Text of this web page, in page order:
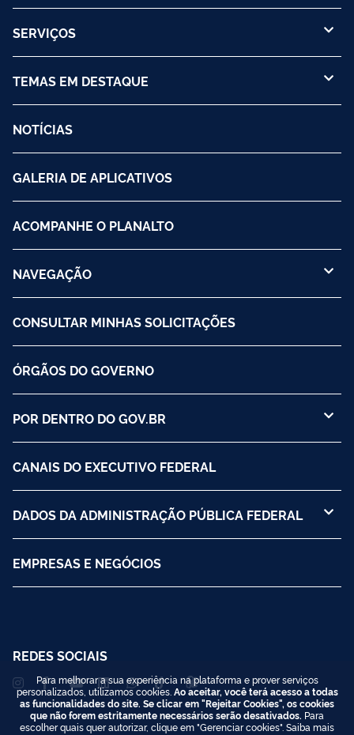
SERVIÇOS
TEMAS EM DESTAQUE
NOTÍCIAS
GALERIA DE APLICATIVOS
ACOMPANHE O PLANALTO
NAVEGAÇÃO
CONSULTAR MINHAS SOLICITAÇÕES
ÓRGÃOS DO GOVERNO
POR DENTRO DO GOV.BR
CANAIS DO EXECUTIVO FEDERAL
DADOS DA ADMINISTRAÇÃO PÚBLICA FEDERAL
EMPRESAS E NEGÓCIOS
REDES SOCIAIS
Para melhorar a sua experiência na plataforma e prover serviços
personalizados, utilizamos cookies. Ao aceitar, você terá acesso a todas
as funcionalidades do site. Se clicar em "Rejeitar Cookies", os cookies
que não forem estritamente necessários serão desativados. Para
escolher quais quer autorizar, clique em "Gerenciar cookies". Saiba mais